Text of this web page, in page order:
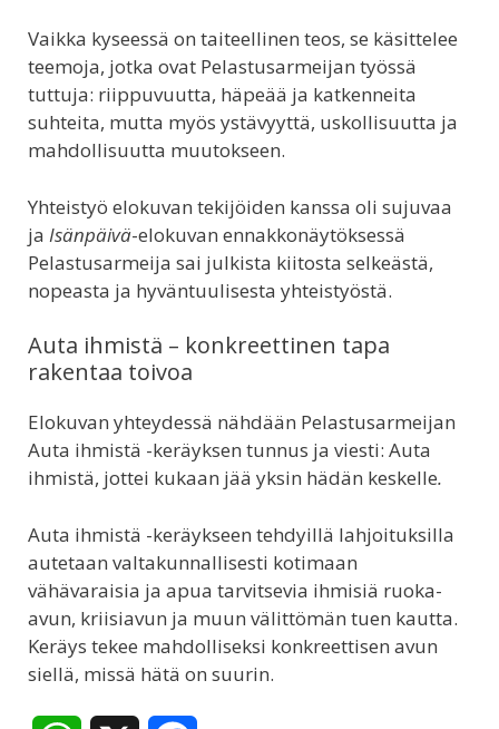
Vaikka kyseessä on taiteellinen teos, se käsittelee
teemoja, jotka ovat Pelastusarmeijan työssä
tuttuja: riippuvuutta, häpeää ja katkenneita
suhteita, mutta myös ystävyyttä, uskollisuutta ja
mahdollisuutta muutokseen.
Yhteistyö elokuvan tekijöiden kanssa oli sujuvaa
ja Isänpäivä-elokuvan ennakkonäytöksessä
Pelastusarmeija sai julkista kiitosta selkeästä,
nopeasta ja hyväntuulisesta yhteistyöstä.
Auta ihmistä – konkreettinen tapa
rakentaa toivoa
Elokuvan yhteydessä nähdään Pelastusarmeijan
Auta ihmistä -keräyksen tunnus ja viesti: Auta
ihmistä, jottei kukaan jää yksin hädän keskelle.
Auta ihmistä -keräykseen tehdyillä lahjoituksilla
autetaan valtakunnallisesti kotimaan
vähävaraisia ja apua tarvitsevia ihmisiä ruoka-
avun, kriisiavun ja muun välittömän tuen kautta.
Keräys tekee mahdolliseksi konkreettisen avun
siellä, missä hätä on suurin.